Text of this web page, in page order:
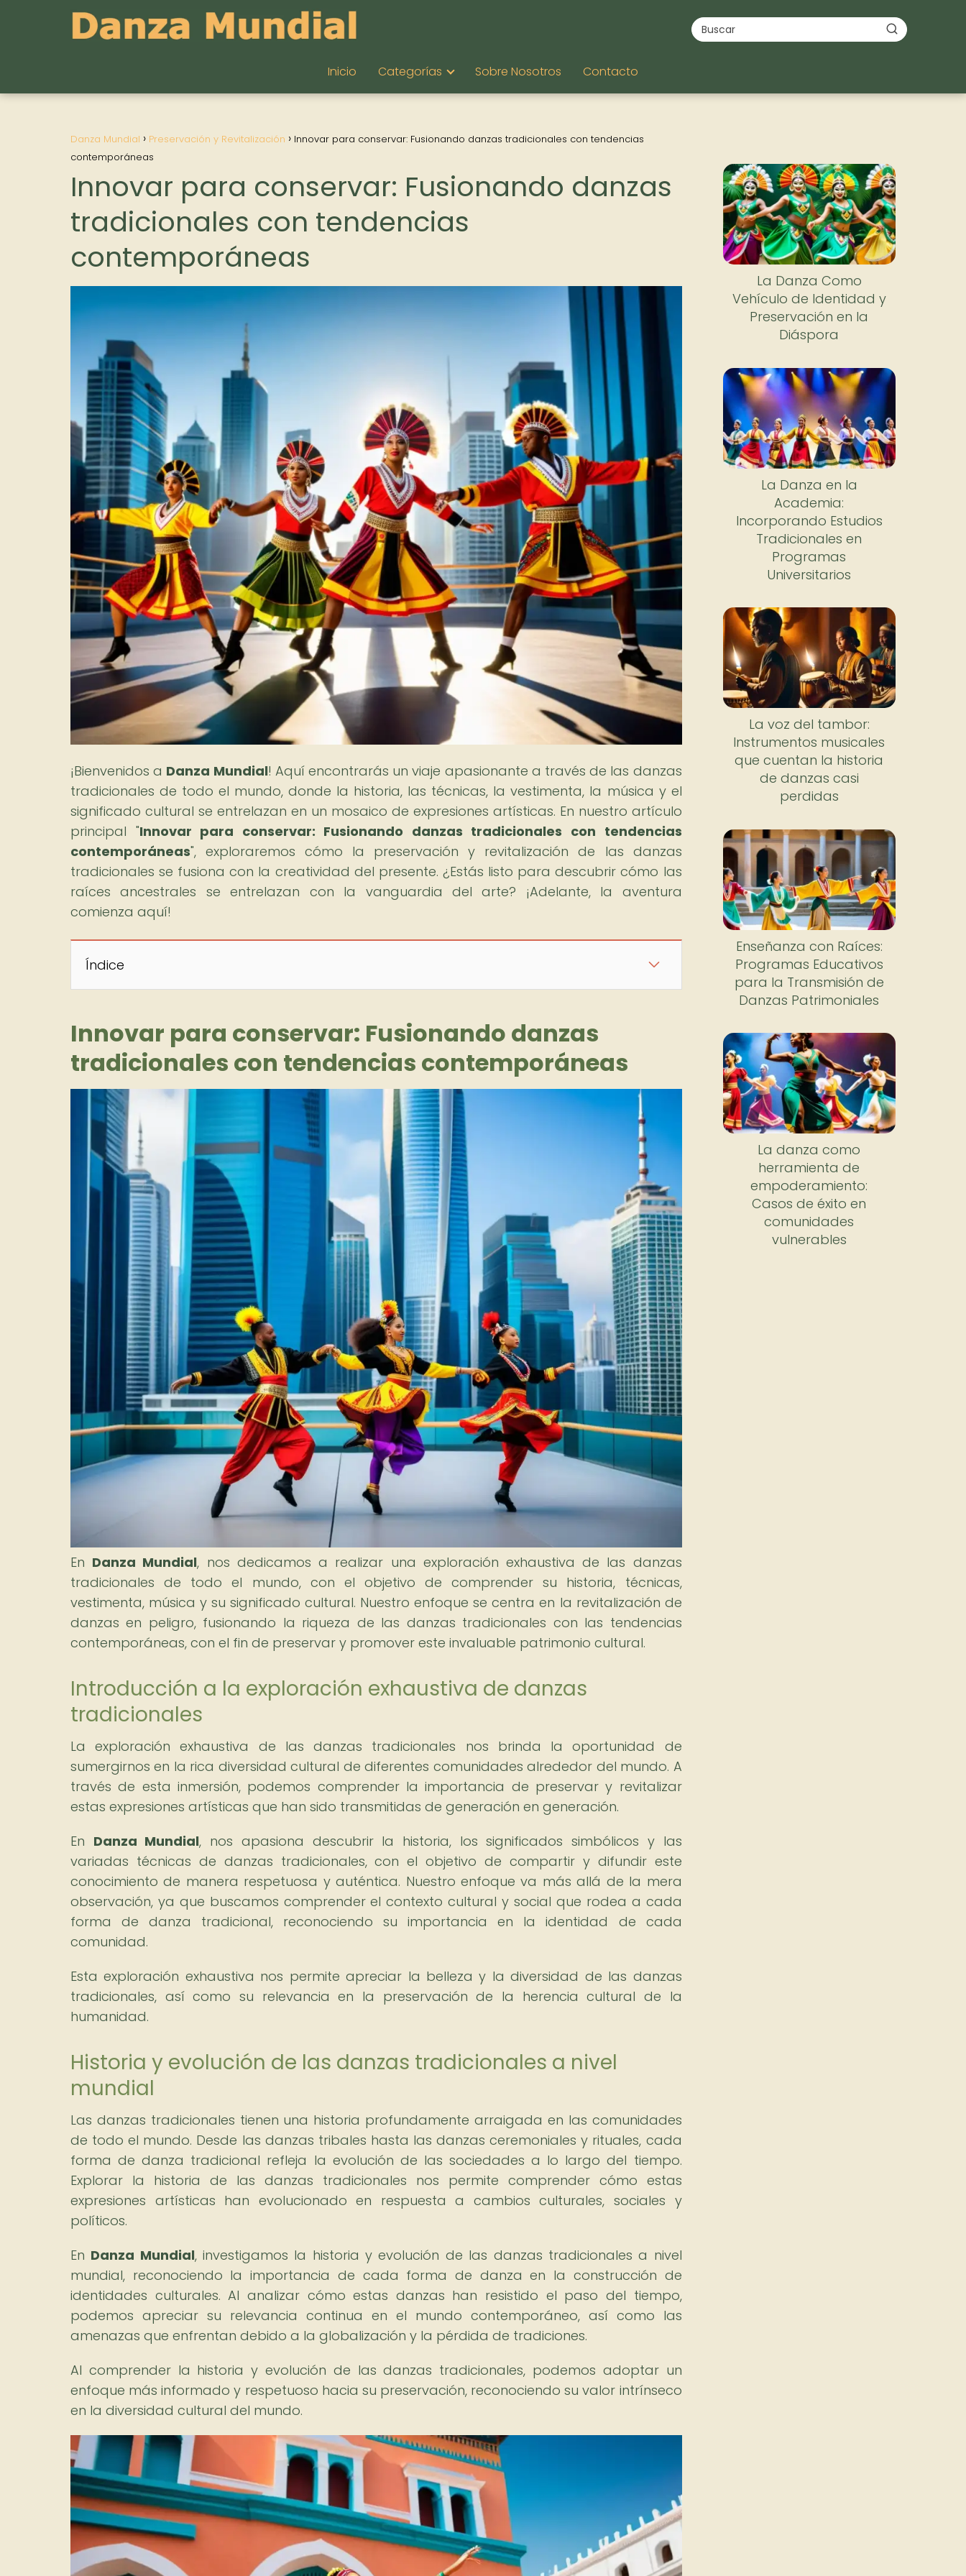
Inicio Categorías Sobre Nosotros Contacto
Danza Mundial Preservación y Revitalización
Innovar para conservar: Fusionando danzas tradicionales con tendencias
contemporáneas
Innovar para conservar: Fusionando danzas
tradicionales con tendencias
contemporáneas
¡Bienvenidos a Danza Mundial! Aquí encontrarás un viaje apasionante a través de las danzas
tradicionales de todo el mundo, donde la historia, las técnicas, la vestimenta, la música y el
significado cultural se entrelazan en un mosaico de expresiones artísticas. En nuestro artículo
principal "Innovar para conservar: Fusionando danzas tradicionales con tendencias
contemporáneas", exploraremos cómo la preservación y revitalización de las danzas
tradicionales se fusiona con la creatividad del presente. ¿Estás listo para descubrir cómo las
raíces ancestrales se entrelazan con la vanguardia del arte? ¡Adelante, la aventura
comienza aquí!
Índice
Innovar para conservar: Fusionando danzas
tradicionales con tendencias contemporáneas
En Danza Mundial, nos dedicamos a realizar una exploración exhaustiva de las danzas
tradicionales de todo el mundo, con el objetivo de comprender su historia, técnicas,
vestimenta, música y su significado cultural. Nuestro enfoque se centra en la revitalización de
danzas en peligro, fusionando la riqueza de las danzas tradicionales con las tendencias
contemporáneas, con el fin de preservar y promover este invaluable patrimonio cultural.
Introducción a la exploración exhaustiva de danzas
tradicionales
La exploración exhaustiva de las danzas tradicionales nos brinda la oportunidad de
sumergirnos en la rica diversidad cultural de diferentes comunidades alrededor del mundo. A
través de esta inmersión, podemos comprender la importancia de preservar y revitalizar
estas expresiones artísticas que han sido transmitidas de generación en generación.
En Danza Mundial, nos apasiona descubrir la historia, los significados simbólicos y las
variadas técnicas de danzas tradicionales, con el objetivo de compartir y difundir este
conocimiento de manera respetuosa y auténtica. Nuestro enfoque va más allá de la mera
observación, ya que buscamos comprender el contexto cultural y social que rodea a cada
forma de danza tradicional, reconociendo su importancia en la identidad de cada
comunidad.
Esta exploración exhaustiva nos permite apreciar la belleza y la diversidad de las danzas
tradicionales, así como su relevancia en la preservación de la herencia cultural de la
humanidad.
Historia y evolución de las danzas tradicionales a nivel
mundial
Las danzas tradicionales tienen una historia profundamente arraigada en las comunidades
de todo el mundo. Desde las danzas tribales hasta las danzas ceremoniales y rituales, cada
forma de danza tradicional refleja la evolución de las sociedades a lo largo del tiempo.
Explorar la historia de las danzas tradicionales nos permite comprender cómo estas
expresiones artísticas han evolucionado en respuesta a cambios culturales, sociales y
políticos.
En Danza Mundial, investigamos la historia y evolución de las danzas tradicionales a nivel
mundial, reconociendo la importancia de cada forma de danza en la construcción de
identidades culturales. Al analizar cómo estas danzas han resistido el paso del tiempo,
podemos apreciar su relevancia continua en el mundo contemporáneo, así como las
amenazas que enfrentan debido a la globalización y la pérdida de tradiciones.
Al comprender la historia y evolución de las danzas tradicionales, podemos adoptar un
enfoque más informado y respetuoso hacia su preservación, reconociendo su valor intrínseco
en la diversidad cultural del mundo.
Nuevo
La Danza Como
Vehículo de Identidad y
Preservación en la
Diáspora
La Danza en la
Academia:
Incorporando Estudios
Tradicionales en
Programas
Universitarios
La voz del tambor:
Instrumentos musicales
que cuentan la historia
de danzas casi
perdidas
Enseñanza con Raíces:
Programas Educativos
para la Transmisión de
Danzas Patrimoniales
La danza como
herramienta de
empoderamiento:
Casos de éxito en
comunidades
vulnerables